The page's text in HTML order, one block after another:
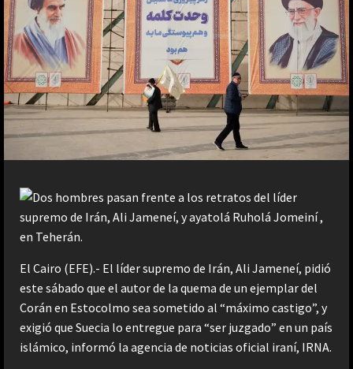
El Cairo (EFE).- El líder supremo de Irán, Ali Jameneí, pidió
este sábado que el autor de la quema de un ejemplar del
Corán en Estocolmo sea sometido al “máximo castigo”, y
exigió que Suecia lo entregue para “ser juzgado” en un país
islámico, informó la agencia de noticias oficial iraní, IRNA.